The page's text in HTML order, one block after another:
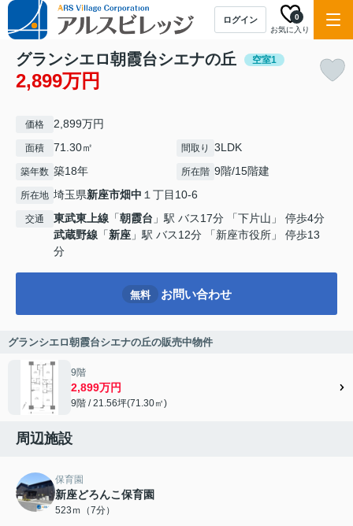
ログイン
お気に入り
0
グランシエロ朝霞台シエナの丘 空室1
2,899万円
価格 2,899万円
面積 71.30㎡ 間取り 3LDK
築年数 築18年 所在階 9階/15階建
所在地 埼玉県新座市畑中 １丁目10-6
交通 東武東上線 「朝霞台 」駅 バス17分 「下片山」 停歩4分
武蔵野線 「新座 」駅 バス12分 「新座市役所」 停歩13
分
無料 お問い合わせ
グランシエロ朝霞台シエナの丘の販売中物件
9階
2,899万円
9階 / 21.56坪(71.30㎡)
周辺施設
保育園
新座どろんこ保育園
523ｍ（7分）